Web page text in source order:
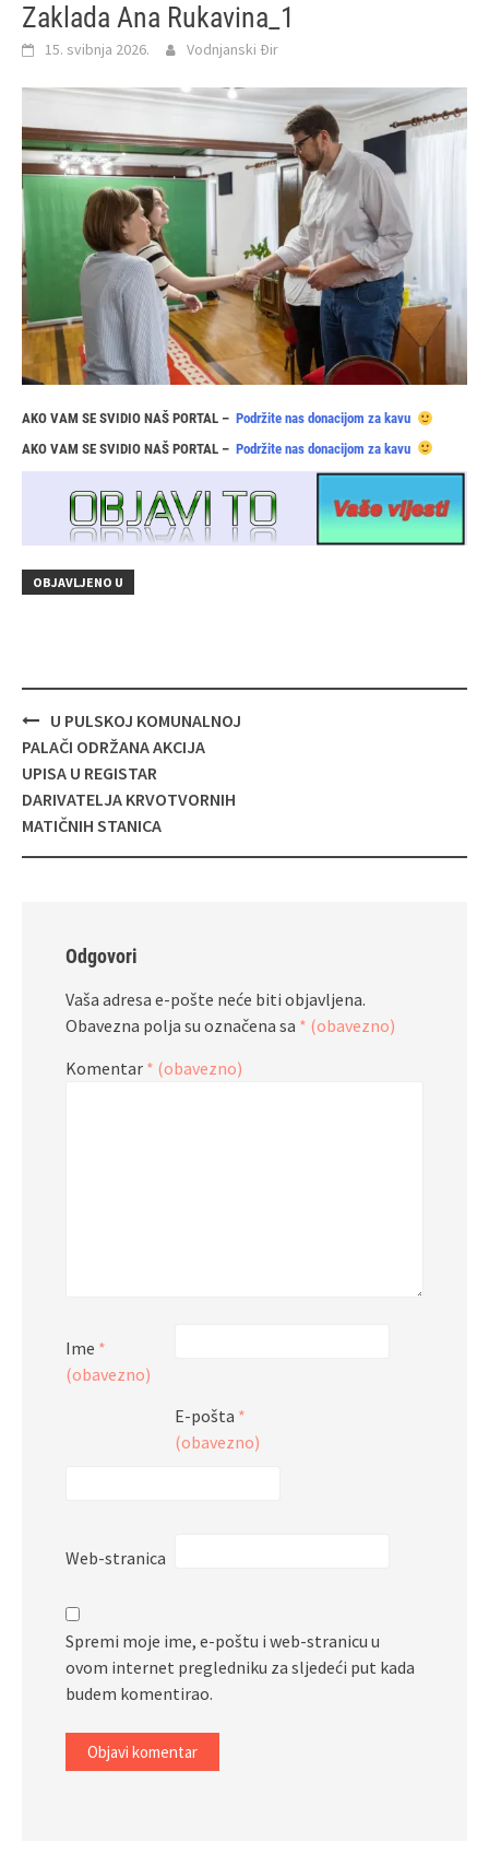
Zaklada Ana Rukavina_1
15. svibnja 2026. Vodnjanski Đir
AKO VAM SE SVIDIO NAŠ PORTAL – Podržite nas donacijom za kavu
AKO VAM SE SVIDIO NAŠ PORTAL – Podržite nas donacijom za kavu
OBJAVLJENO U
Navigacija
objava
U PULSKOJ KOMUNALNOJ
PALAČI ODRŽANA AKCIJA
UPISA U REGISTAR
DARIVATELJA KRVOTVORNIH
MATIČNIH STANICA
Odgovori
Vaša adresa e-pošte neće biti objavljena.
Obavezna polja su označena sa * (obavezno)
Komentar * (obavezno)
Ime *
(obavezno)
E-pošta *
(obavezno)
Web-stranica
Spremi moje ime, e-poštu i web-stranicu u
ovom internet pregledniku za sljedeći put kada
budem komentirao.